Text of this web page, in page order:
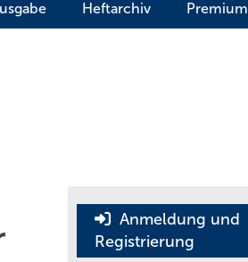
Heftarchiv Premium
Anmeldung und
Registrierung